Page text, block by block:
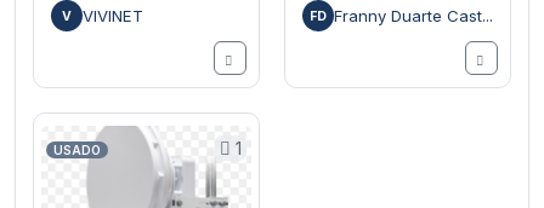
V VIVINET FD Franny Duarte Cast...
1
USADO